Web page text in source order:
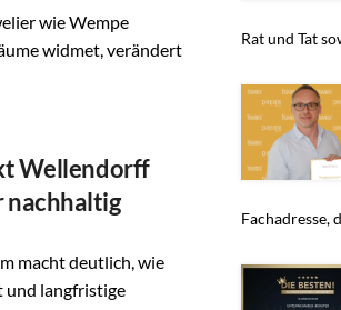
wie Wempe
widmet, verändert
Wellendorff
nachhaltig
macht deutlich, wie
langfristige
Rat und Tat
Fachadresse,